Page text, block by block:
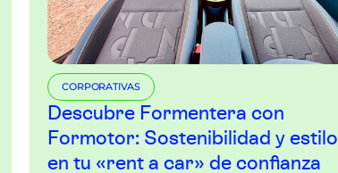
CORPORATIVAS
Descubre Formentera con
Formotor: Sostenibilidad y estilo
en tu «rent a car» de confianza